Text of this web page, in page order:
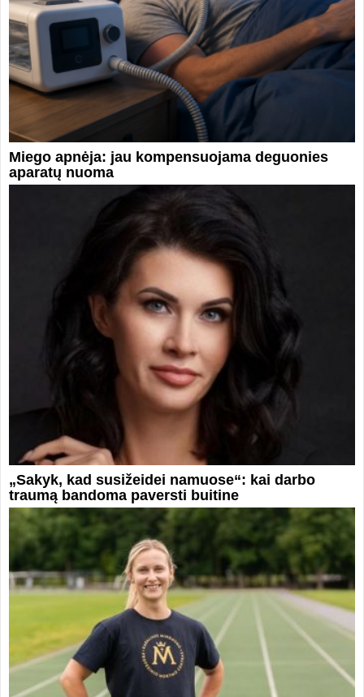
Miego apnėja: jau kompensuojama deguonies
aparatų nuoma
„Sakyk, kad susižeidei namuose“: kai darbo
traumą bandoma paversti buitine